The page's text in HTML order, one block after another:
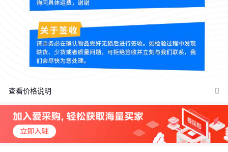
查看价格说明
价格：商品在爱采购的展示标价，具体的成交价格可能因商品参加
活动等情况发生变化，也可能随着购买数量不同或所选规格不同而
发生变化，如用户与商家线下达成协议，以线下协议的结算价格为
准，如用户在爱采购上完成线上购买，则最终以订单结算页价格为